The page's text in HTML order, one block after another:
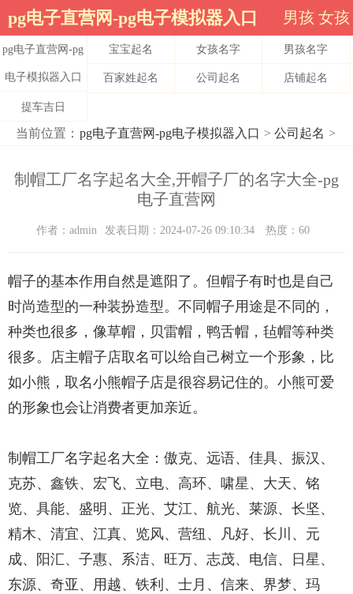
pg电子直营网-pg电子模拟器入口 男孩 女孩
pg电子直营网-pg
电子模拟器入口
宝宝起名 女孩名字 男孩名字
百家姓起名 公司起名 店铺起名
提车吉日
当前位置： pg电子直营网-pg电子模拟器入口 > 公司起名 >
制帽工厂名字起名大全,开帽子厂的名字大全-pg
电子直营网
作者：admin 发表日期：2024-07-26 09:10:34 热度：60
帽子的基本作用自然是遮阳了。但帽子有时也是自己
时尚造型的一种装扮造型。不同帽子用途是不同的，
种类也很多，像草帽，贝雷帽，鸭舌帽，毡帽等种类
很多。店主帽子店取名可以给自己树立一个形象，比
如小熊，取名小熊帽子店是很容易记住的。小熊可爱
的形象也会让消费者更加亲近。
制帽工厂名字起名大全：傲克、远语、佳具、振汉、
克苏、鑫铁、宏飞、立电、高环、啸星、大天、铭
览、具能、盛明、正光、艾江、航光、莱源、长坚、
精木、清宜、江真、览风、营纽、凡好、长川、元
成、阳汇、子惠、系洁、旺万、志茂、电信、日星、
东源、奇亚、用越、铁利、士月、信来、界梦、玛